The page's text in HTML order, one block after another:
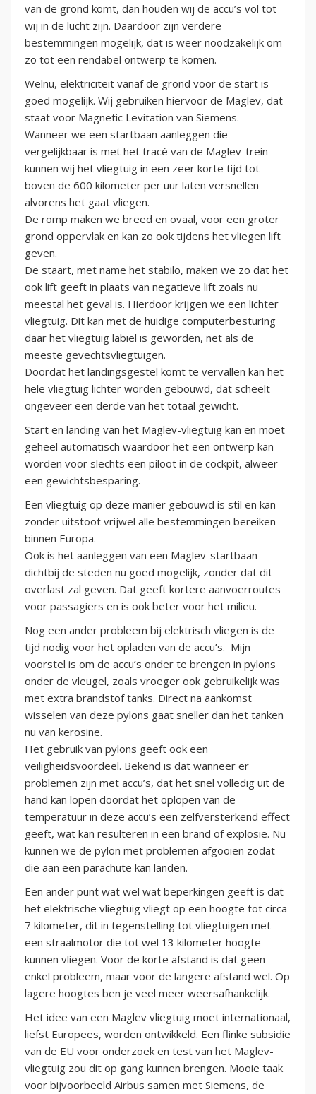
van de grond komt, dan houden wij de accu’s vol tot
wij in de lucht zijn. Daardoor zijn verdere
bestemmingen mogelijk, dat is weer noodzakelijk om
zo tot een rendabel ontwerp te komen.
Welnu, elektriciteit vanaf de grond voor de start is
goed mogelijk. Wij gebruiken hiervoor de Maglev, dat
staat voor Magnetic Levitation van Siemens.
Wanneer we een startbaan aanleggen die
vergelijkbaar is met het tracé van de Maglev-trein
kunnen wij het vliegtuig in een zeer korte tijd tot
boven de 600 kilometer per uur laten versnellen
alvorens het gaat vliegen.
De romp maken we breed en ovaal, voor een groter
grond oppervlak en kan zo ook tijdens het vliegen lift
geven.
De staart, met name het stabilo, maken we zo dat het
ook lift geeft in plaats van negatieve lift zoals nu
meestal het geval is. Hierdoor krijgen we een lichter
vliegtuig. Dit kan met de huidige computerbesturing
daar het vliegtuig labiel is geworden, net als de
meeste gevechtsvliegtuigen.
Doordat het landingsgestel komt te vervallen kan het
hele vliegtuig lichter worden gebouwd, dat scheelt
ongeveer een derde van het totaal gewicht.
Start en landing van het Maglev-vliegtuig kan en moet
geheel automatisch waardoor het een ontwerp kan
worden voor slechts een piloot in de cockpit, alweer
een gewichtsbesparing.
Een vliegtuig op deze manier gebouwd is stil en kan
zonder uitstoot vrijwel alle bestemmingen bereiken
binnen Europa.
Ook is het aanleggen van een Maglev-startbaan
dichtbij de steden nu goed mogelijk, zonder dat dit
overlast zal geven. Dat geeft kortere aanvoerroutes
voor passagiers en is ook beter voor het milieu.
Nog een ander probleem bij elektrisch vliegen is de
tijd nodig voor het opladen van de accu’s. Mijn
voorstel is om de accu’s onder te brengen in pylons
onder de vleugel, zoals vroeger ook gebruikelijk was
met extra brandstof tanks. Direct na aankomst
wisselen van deze pylons gaat sneller dan het tanken
nu van kerosine.
Het gebruik van pylons geeft ook een
veiligheidsvoordeel. Bekend is dat wanneer er
problemen zijn met accu’s, dat het snel volledig uit de
hand kan lopen doordat het oplopen van de
temperatuur in deze accu’s een zelfversterkend effect
geeft, wat kan resulteren in een brand of explosie. Nu
kunnen we de pylon met problemen afgooien zodat
die aan een parachute kan landen.
Een ander punt wat wel wat beperkingen geeft is dat
het elektrische vliegtuig vliegt op een hoogte tot circa
7 kilometer, dit in tegenstelling tot vliegtuigen met
een straalmotor die tot wel 13 kilometer hoogte
kunnen vliegen. Voor de korte afstand is dat geen
enkel probleem, maar voor de langere afstand wel. Op
lagere hoogtes ben je veel meer weersafhankelijk.
Het idee van een Maglev vliegtuig moet internationaal,
liefst Europees, worden ontwikkeld. Een flinke subsidie
van de EU voor onderzoek en test van het Maglev-
vliegtuig zou dit op gang kunnen brengen. Mooie taak
voor bijvoorbeeld Airbus samen met Siemens, de